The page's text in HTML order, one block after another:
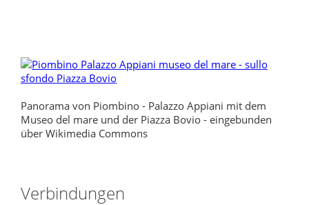
Panorama von Piombino - Palazzo Appiani mit dem
Museo del mare und der Piazza Bovio - eingebunden
über Wikimedia Commons
Verbindungen